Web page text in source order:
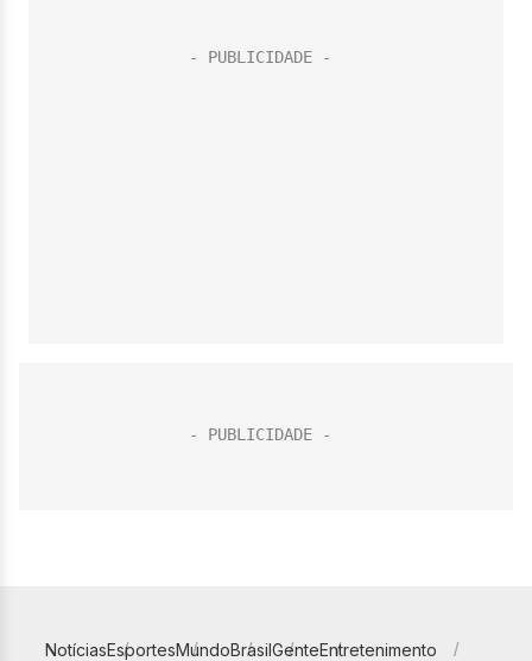
NotíciasEsportesMundoBrasilGenteEntretenimento